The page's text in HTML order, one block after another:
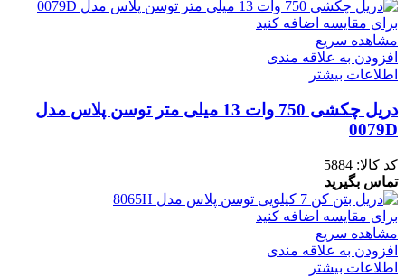
برای مقایسه اضافه کنید
مشاهده سریع
افزودن به علاقه مندی
اطلاعات بیشتر
دریل چکشی 750 وات 13 میلی متر توسن پلاس مدل
0079D
کد کالا: 5884
تماس بگیرید
برای مقایسه اضافه کنید
مشاهده سریع
افزودن به علاقه مندی
اطلاعات بیشتر